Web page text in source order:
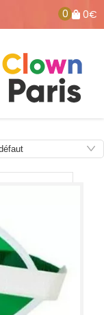
0 0€